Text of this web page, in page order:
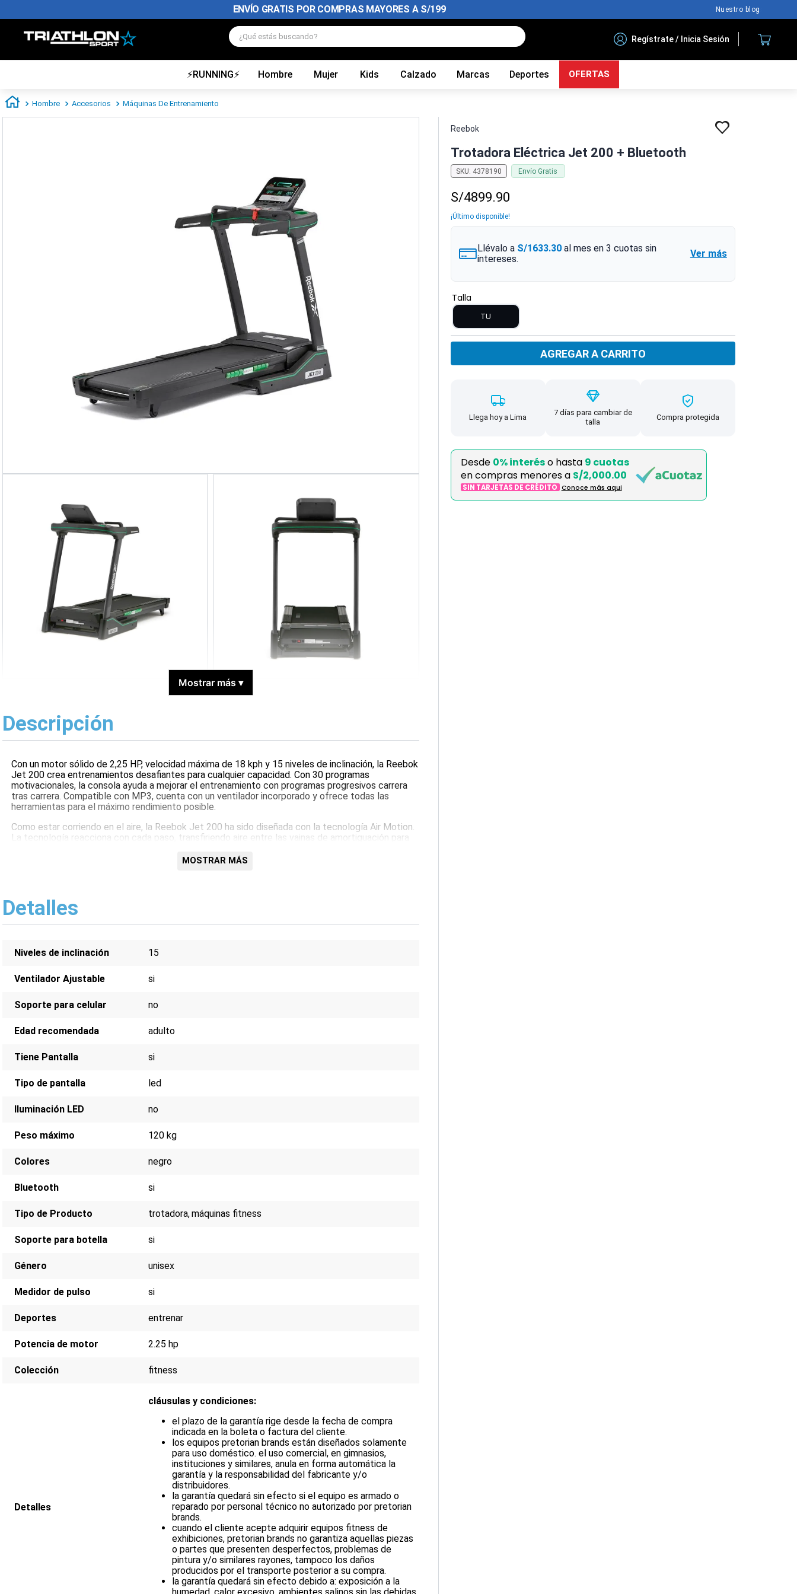
ENVÍO GRATIS POR COMPRAS MAYORES A S/199 Nuestro blog
¿Qué estás buscando?
Regístrate / Inicia Sesión
⚡RUNNING⚡ Hombre Mujer Kids Calzado Marcas Deportes OFERTAS
Hombre Accesorios Máquinas De Entrenamiento
Mostrar más ▾
Descripción
Con un motor sólido de 2,25 HP, velocidad máxima de 18 kph y 15 niveles de inclinación, la Reebok
Jet 200 crea entrenamientos desafiantes para cualquier capacidad. Con 30 programas
motivacionales, la consola ayuda a mejorar el entrenamiento con programas progresivos carrera
tras carrera. Compatible con MP3, cuenta con un ventilador incorporado y ofrece todas las
herramientas para el máximo rendimiento posible.
Como estar corriendo en el aire, la Reebok Jet 200 ha sido diseñada con la tecnología Air Motion.
La tecnología reacciona con cada paso, transfiriendo aire entre las vainas de amortiguación para
Motor de 2.25 HP
Velocidad máxima de 18 KPH
Peso máximo del usuario - 120 kg
Sensores integrados de pulso de mano
Llave de seguridad Auto-Stop
Ruedas de transporte incorporadas
Bluetooth habilitado
Manillares Soft Touch
Puerto de carga USB
Ventilador de refrigeración integrado
Portabotellas dobles
MOSTRAR MÁS
Detalles
Niveles de inclinación 15
Ventilador Ajustable si
Soporte para celular no
Edad recomendada adulto
Tiene Pantalla si
Tipo de pantalla led
Iluminación LED no
Peso máximo 120 kg
Colores negro
Bluetooth si
Tipo de Producto trotadora máquinas fitness
Soporte para botella si
Género unisex
Medidor de pulso si
Deportes entrenar
Potencia de motor 2.25 hp
Colección fitness
Detalles
cláusulas y condiciones:
el plazo de la garantía rige desde la fecha de compra
indicada en la boleta o factura del cliente.
los equipos pretorian brands están diseñados solamente
para uso doméstico. el uso comercial, en gimnasios,
instituciones y similares, anula en forma automática la
garantía y la responsabilidad del fabricante y/o
distribuidores.
la garantía quedará sin efecto si el equipo es armado o
reparado por personal técnico no autorizado por pretorian
brands.
cuando el cliente acepte adquirir equipos fitness de
exhibiciones, pretorian brands no garantiza aquellas piezas
o partes que presenten desperfectos, problemas de
pintura y/o similares rayones, tampoco los daños
producidos por el transporte posterior a su compra.
la garantía quedará sin efecto debido a: exposición a la
Reebok
Trotadora Eléctrica Jet 200 + Bluetooth
SKU: 4378190 Envío Gratis
S/4899.90
¡Último disponible!
Llévalo a S/1633.30al mes en 3 cuotas sin
intereses.
Ver más
Talla
TU
AGREGAR A CARRITO
Llega hoy a Lima
7 días para cambiar de
talla
Compra protegida
Desde 0% interéso hasta 9 cuotas
en compras menores a S/2,000.00
SIN TARJETAS DE CRÉDITO Conoce más aqui
TÉRMINOS MÁS BUSCADOS
2.
zapatillas nike
zapatillas nike mujer